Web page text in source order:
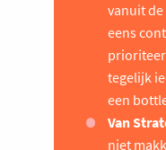
vanuit
eens
tegelijk
een
Van
niet